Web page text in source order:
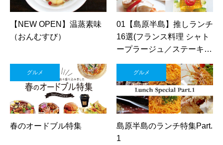
【NEW OPEN】温蒸素味
（おんむすび）
01【島原半島】推しランチ
16選(フランス料理 シャト
ープラージュ／ステーキ鉄
イド レストランALBA／民
芸モダンの宿 雲仙福田屋
山照-別邸-)
グルメ
春のオードブル特集
グルメ
島原半島のランチ特集Part.
1